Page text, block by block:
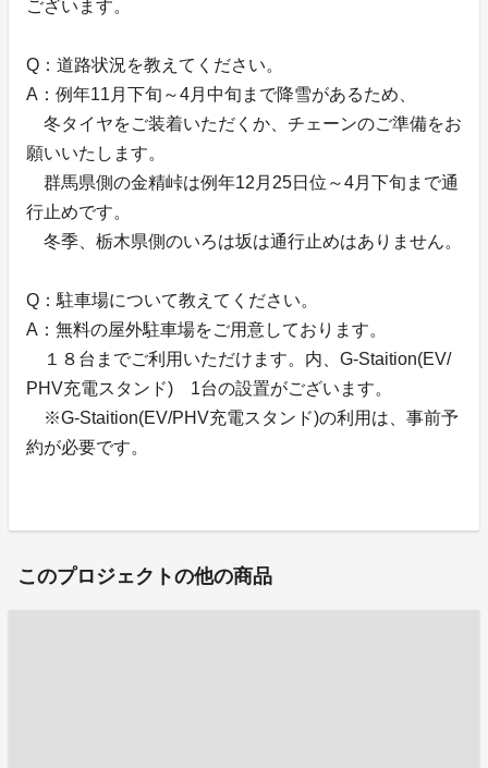
ございます。
Q：道路状況を教えてください。
A：例年11月下旬～4月中旬まで降雪があるため、
冬タイヤをご装着いただくか、チェーンのご準備をお
願いいたします。
群馬県側の金精峠は例年12月25日位～4月下旬まで通
行止めです。
冬季、栃木県側のいろは坂は通行止めはありません。
Q：駐車場について教えてください。
A：無料の屋外駐車場をご用意しております。
１８台までご利用いただけます。内、G-Staition(EV/
PHV充電スタンド) 1台の設置がございます。
※G-Staition(EV/PHV充電スタンド)の利用は、事前予
約が必要です。
このプロジェクトの他の商品